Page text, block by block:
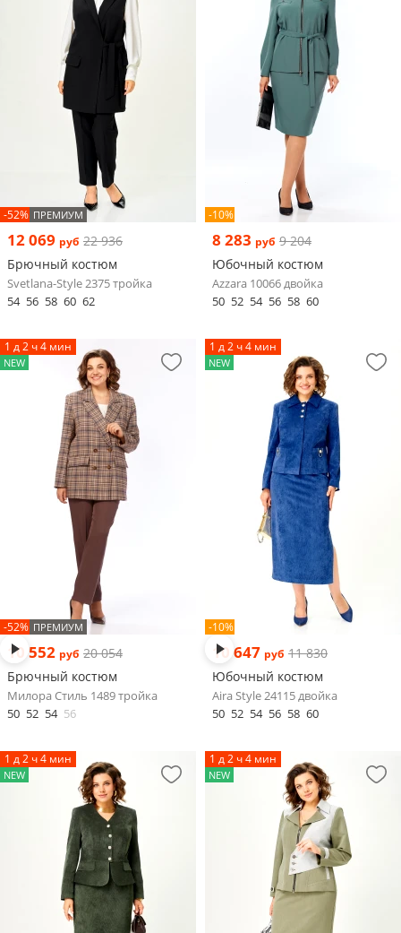
-52% ПРЕМИУМ
12 069 руб 22 936
Брючный костюм
Svetlana-Style 2375 тройка
54 56 58 60 62
-10%
8 283 руб 9 204
Юбочный костюм
Azzara 10066 двойка
50 52 54 56 58 60
1 д 2 ч 4 мин
NEW
-52% ПРЕМИУМ
10 552 руб 20 054
Брючный костюм
Милора Стиль 1489 тройка
50 52 54 56
1 д 2 ч 4 мин
NEW
-10%
10 647 руб 11 830
Юбочный костюм
Aira Style 24115 двойка
50 52 54 56 58 60
1 д 2 ч 4 мин
NEW
1 д 2 ч 4 мин
NEW